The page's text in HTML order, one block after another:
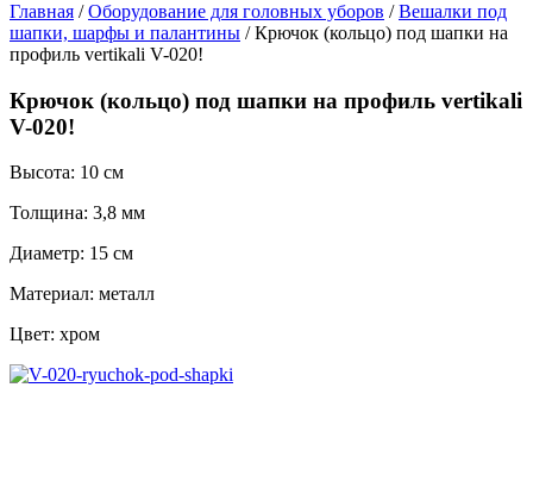
Главная /Оборудование для головных уборов /Вешалки под
шапки, шарфы и палантины / Крючок (кольцо) под шапки на
профиль vertikali V-020!
Крючок (кольцо) под шапки на профиль vertikali
V-020!
Высота: 10 см
Толщина: 3,8 мм
Диаметр: 15 см
Материал: металл
Цвет: хром